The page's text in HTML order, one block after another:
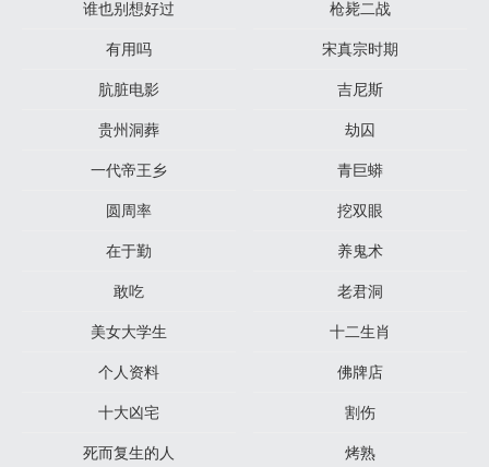
谁也别想好过
枪毙二战
有用吗
宋真宗时期
肮脏电影
吉尼斯
贵州洞葬
劫囚
一代帝王乡
青巨蟒
圆周率
挖双眼
在于勤
养鬼术
敢吃
老君洞
美女大学生
十二生肖
个人资料
佛牌店
十大凶宅
割伤
死而复生的人
烤熟